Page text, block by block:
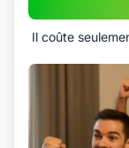
Il coûte